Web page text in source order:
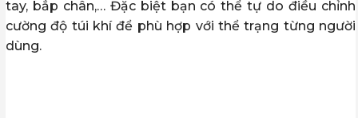
tay, bắp chân,… Đặc biệt bạn có thể tự do điều chỉnh
cường độ túi khí để phù hợp với thể trạng từng người
dùng.